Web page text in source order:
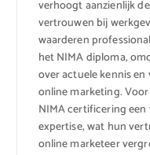
verhoogt aanzienlijk
vertrouwen bij
waarderen
het NIMA diploma,
over actuele kennis
online marketing.
NIMA certificering
expertise, wat hun
online marketeer